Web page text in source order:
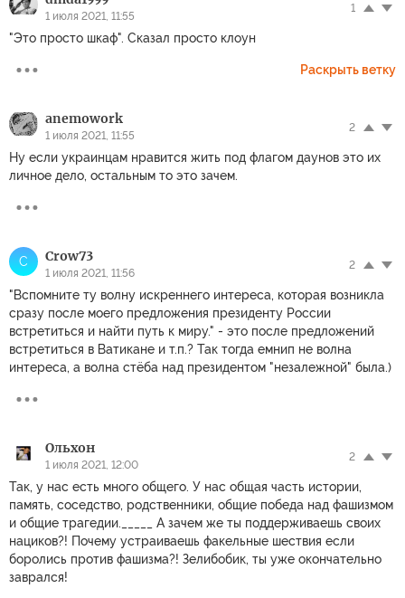
1 июля 2021, 11:55
1
"Это просто шкаф". Сказал просто клоун
Раскрыть ветку
anemowork
1 июля 2021, 11:55
2
Ну если украинцам нравится жить под флагом даунов это их
личное дело, остальным то это зачем.
C Crow73
1 июля 2021, 11:56
2
"Вспомните ту волну искреннего интереса, которая возникла
сразу после моего предложения президенту России
встретиться и найти путь к миру." - это после предложений
встретиться в Ватикане и т.п.? Так тогда емнип не волна
интереса, а волна стёба над президентом "незалежной" была.)
Ольхон
1 июля 2021, 12:00
2
Так, у нас есть много общего. У нас общая часть истории,
память, соседство, родственники, общие победа над фашизмом
и общие трагедии._____ А зачем же ты поддерживаешь своих
нациков?! Почему устраиваешь факельные шествия если
боролись против фашизма?! Зелибобик, ты уже окончательно
заврался!